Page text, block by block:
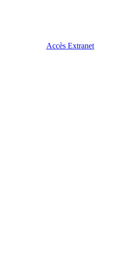
Accès Extranet